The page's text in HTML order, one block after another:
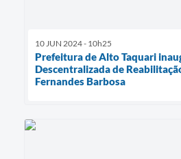
10 JUN 2024 - 10h25
Prefeitura de Alto Taquari
Descentralizada de
Fernandes Barbosa